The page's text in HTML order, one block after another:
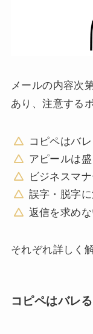
メールの内容次
あり、注意する
コピペはバレ
アピールは
ビジネスマ
誤字・脱字
返信を求め
それぞれ詳しく
コピペはバレる